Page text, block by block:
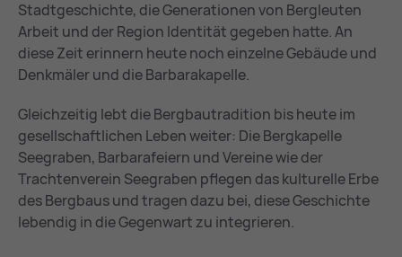
Stadtgeschichte, die Generationen von Bergleuten
Arbeit und der Region Identität gegeben hatte. An
diese Zeit erinnern heute noch einzelne Gebäude und
Denkmäler und die Barbarakapelle.
Gleichzeitig lebt die Bergbautradition bis heute im
gesellschaftlichen Leben weiter: Die Bergkapelle
Seegraben, Barbarafeiern und Vereine wie der
Trachtenverein Seegraben pflegen das kulturelle Erbe
des Bergbaus und tragen dazu bei, diese Geschichte
lebendig in die Gegenwart zu integrieren.